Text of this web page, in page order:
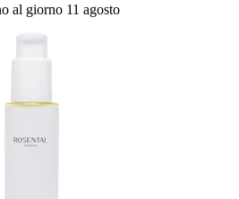
al giorno 11 agosto